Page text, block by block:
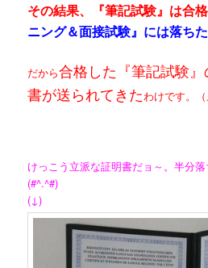
その結果、『筆記試験』は合格
ニング＆面接試験』には落ちた
だから合格した『筆記試験
書が送られてきたわけです。（
けっこう立派な証明書だョ～。半分
(#^.^#)
(↓)